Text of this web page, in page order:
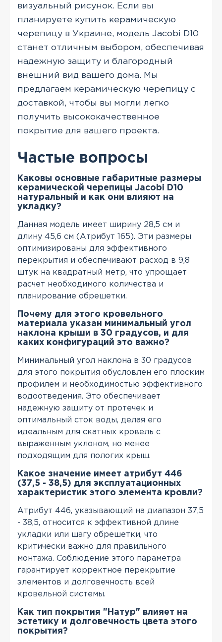
визуальный рисунок. Если вы
планируете купить керамическую
черепицу в Украине, модель Jacobi D10
станет отличным выбором, обеспечивая
надежную защиту и благородный
внешний вид вашего дома. Мы
предлагаем керамическую черепицу с
доставкой, чтобы вы могли легко
получить высококачественное
покрытие для вашего проекта.
Частые вопросы
Каковы основные габаритные размеры
керамической черепицы Jacobi D10
натуральный и как они влияют на
укладку?
Данная модель имеет ширину 28,5 см и
длину 45,6 см (Атрибут 165). Эти размеры
оптимизированы для эффективного
перекрытия и обеспечивают расход в 9,8
штук на квадратный метр, что упрощает
расчет необходимого количества и
планирование обрешетки.
Почему для этого кровельного
материала указан минимальный угол
наклона крыши в 30 градусов, и для
каких конфигураций это важно?
Минимальный угол наклона в 30 градусов
для этого покрытия обусловлен его плоским
профилем и необходимостью эффективного
водоотведения. Это обеспечивает
надежную защиту от протечек и
оптимальный сток воды, делая его
идеальным для скатных кровель с
выраженным уклоном, но менее
подходящим для пологих крыш.
Какое значение имеет атрибут 446
(37,5 - 38,5) для эксплуатационных
характеристик этого элемента кровли?
Атрибут 446, указывающий на диапазон 37,5
- 38,5, относится к эффективной длине
укладки или шагу обрешетки, что
критически важно для правильного
монтажа. Соблюдение этого параметра
гарантирует корректное перекрытие
элементов и долговечность всей
кровельной системы.
Как тип покрытия "Натур" влияет на
эстетику и долговечность цвета этого
покрытия?